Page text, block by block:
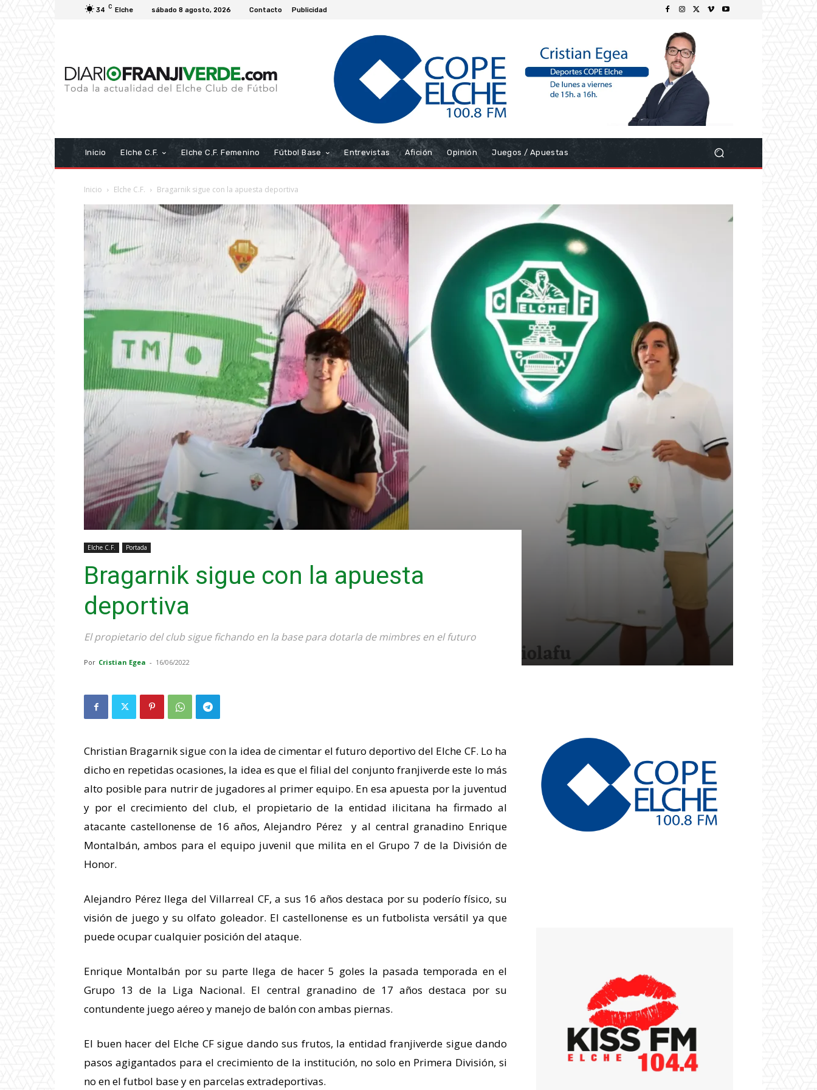
34 C Elche sábado 8 agosto, 2026 Contacto Publicidad
Inicio Elche C.F. Elche C.F. Femenino Fútbol Base Entrevistas Afición Opinión Juegos / Apuestas
Inicio Elche C.F. Bragarnik sigue con la apuesta deportiva
Elche C.F. Portada
Bragarnik sigue con la apuesta
deportiva
El propietario del club sigue fichando en la base para dotarla de mimbres en el futuro
Por Cristian Egea - 16/06/2022
Christian Bragarnik sigue con la idea de cimentar el futuro deportivo del Elche CF. Lo ha
dicho en repetidas ocasiones, la idea es que el filial del conjunto franjiverde este lo más
alto posible para nutrir de jugadores al primer equipo. En esa apuesta por la juventud
y por el crecimiento del club, el propietario de la entidad ilicitana ha firmado al
atacante castellonense de 16 años, Alejandro Pérez y al central granadino Enrique
Montalbán, ambos para el equipo juvenil que milita en el Grupo 7 de la División de
Honor.
Alejandro Pérez llega del Villarreal CF, a sus 16 años destaca por su poderío físico, su
visión de juego y su olfato goleador. El castellonense es un futbolista versátil ya que
puede ocupar cualquier posición del ataque.
Enrique Montalbán por su parte llega de hacer 5 goles la pasada temporada en el
Grupo 13 de la Liga Nacional. El central granadino de 17 años destaca por su
contundente juego aéreo y manejo de balón con ambas piernas.
El buen hacer del Elche CF sigue dando sus frutos, la entidad franjiverde sigue dando
pasos agigantados para el crecimiento de la institución, no solo en Primera División, si
no en el futbol base y en parcelas extradeportivas.